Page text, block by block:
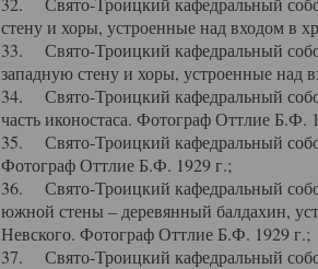
стену и хоры, устроенные над входом в
33. Свято-Троицкий кафедральный
западную стену и хоры, устроенные над
34. Свято-Троицкий кафедральный
часть иконостаса. Фотограф Оттлие Б.Ф.
35. Свято-Троицкий кафедральный
Фотограф Оттлие Б.Ф. 1929 г.;
36. Свято-Троицкий кафедральный
южной стены – деревянный балдахин,
Невского. Фотограф Оттлие Б.Ф. 1929 г.;
37. Свято-Троицкий кафедральный